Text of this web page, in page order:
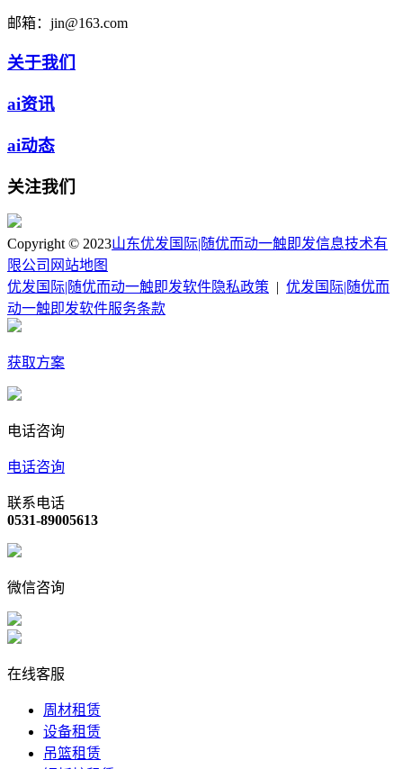
邮箱： jin@163.com
关于我们
ai资讯
ai动态
关注我们
Copyright © 2023山东优发国际|随优而动一触即发信息技术有
限公司 网站地图
优发国际|随优而动一触即发软件隐私政策 | 优发国际|随优而
动一触即发软件服务条款
获取方案
电话咨询
电话咨询
联系电话
0531-89005613
微信咨询
在线客服
周材租赁
设备租赁
吊篮租赁